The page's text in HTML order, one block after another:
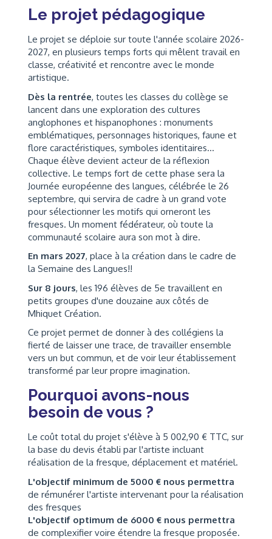
Le projet pédagogique
Le projet se déploie sur toute l'année scolaire 2026-
2027, en plusieurs temps forts qui mêlent travail en
classe, créativité et rencontre avec le monde
artistique.
Dès la rentrée, toutes les classes du collège se
lancent dans une exploration des cultures
anglophones et hispanophones : monuments
emblématiques, personnages historiques, faune et
flore caractéristiques, symboles identitaires...
Chaque élève devient acteur de la réflexion
collective. Le temps fort de cette phase sera la
Journée européenne des langues, célébrée le 26
septembre, qui servira de cadre à un grand vote
pour sélectionner les motifs qui orneront les
fresques. Un moment fédérateur, où toute la
communauté scolaire aura son mot à dire.
En mars 2027, place à la création dans le cadre de
la Semaine des Langues!!
Sur 8 jours, les 196 élèves de 5e travaillent en
petits groupes d'une douzaine aux côtés de
Mhiquet Création.
Ce projet permet de donner à des collégiens la
fierté de laisser une trace, de travailler ensemble
vers un but commun, et de voir leur établissement
transformé par leur propre imagination.
Pourquoi avons-nous
besoin de vous ?
Le coût total du projet s'élève à 5 002,90 € TTC, sur
la base du devis établi par l'artiste incluant
réalisation de la fresque, déplacement et matériel.
L'objectif minimum de 5000 € nous permettra
de rémunérer l'artiste intervenant pour la réalisation
des fresques
L'objectif optimum de 6000 € nous permettra
de complexifier voire étendre la fresque proposée.